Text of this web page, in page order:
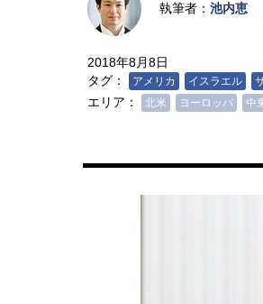
執筆者： 池内恵
2018年8月8日
タグ：
アメリカ イスラエル
エリア： 北米 ヨーロッパ 中